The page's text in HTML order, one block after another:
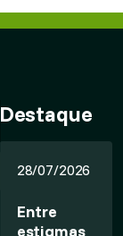
Destaque
28/07/2026
Entre
estigmas